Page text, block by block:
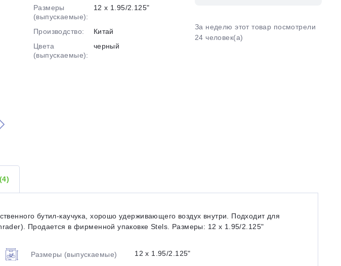
Размеры
(выпускаемые):
12 x 1.95/2.125ʺ
Производство:
Китай
Цвета
(выпускаемые):
черный
За неделю этот товар посмотрели
24 человек(а)
(4)
бутил-каучука, хорошо удерживающего воздух внутри. Подходит для
Продается в фирменной упаковке Stels. Размеры: 12 x 1.95/2.125ʺ
Размеры (выпускаемые) 12 x 1.95/2.125ʺ
корзину
способом
списываться
каждые 2 недели